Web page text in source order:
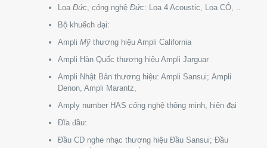
Loa Đức, công nghệ Đức: Loa 4 Acoustic, Loa CÓ, ..
Bộ khuếch đại:
Ampli Mỹ thương hiệu Ampli California
Ampli Hàn Quốc thương hiệu Ampli Jarguar
Ampli Nhật Bản thương hiệu: Ampli Sansui; Ampli
Denon, Ampli Marantz,
Amply number HAS công nghệ thông minh, hiện đại
Đĩa đầu:
Đầu CD nghe nhạc thương hiệu Đầu Sansui; Đầu